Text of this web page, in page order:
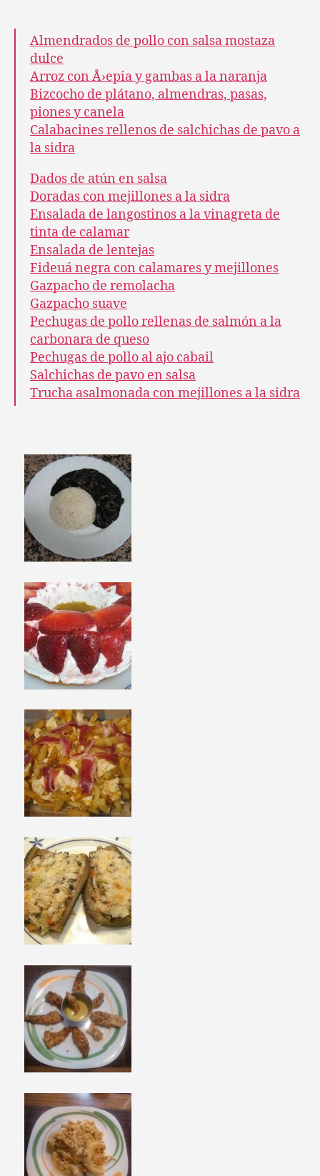
Almendrados de pollo con salsa mostaza
dulce
Arroz con Å›epia y gambas a la naranja
Bizcocho de plátano, almendras, pasas,
piones y canela
Calabacines rellenos de salchichas de pavo a
la sidra
Dados de atún en salsa
Doradas con mejillones a la sidra
Ensalada de langostinos a la vinagreta de
tinta de calamar
Ensalada de lentejas
Fideuá negra con calamares y mejillones
Gazpacho de remolacha
Gazpacho suave
Pechugas de pollo rellenas de salmón a la
carbonara de queso
Pechugas de pollo al ajo cabail
Salchichas de pavo en salsa
Trucha asalmonada con mejillones a la sidra